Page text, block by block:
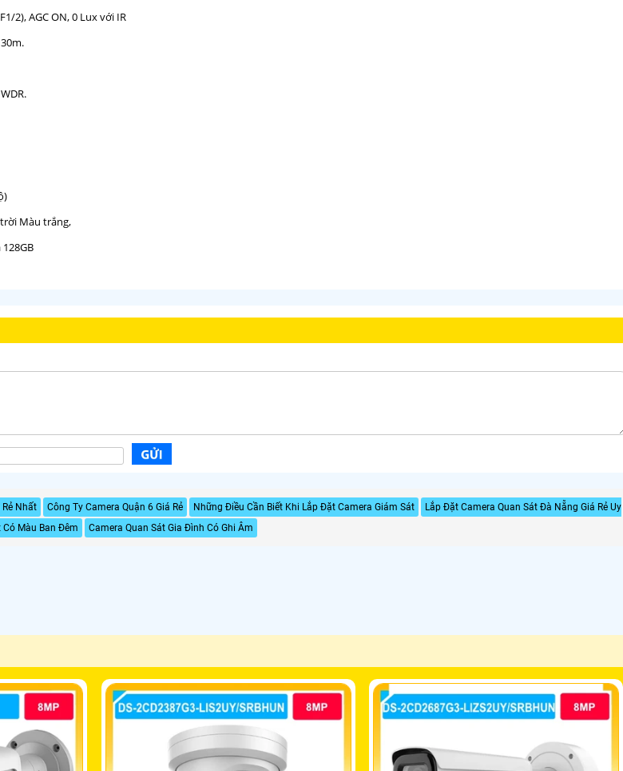
2), AGC ON, 0 Lux với IR
Màu trắng,
Nhất Công Ty Camera Quận 6 Giá Rẻ Những Điều Cần Biết Khi Lắp Đặt Camera Giám Sát
Lắp Đặt Camera Quan Sát Đà Nẵng Giá Rẻ Uy
Màu Ban Đêm Camera Quan Sát Gia Đình Có Ghi Âm